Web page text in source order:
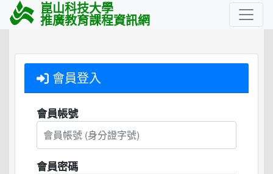
崑山科技大學
推廣教育課程資訊網
會員登入
會員帳號
會員密碼